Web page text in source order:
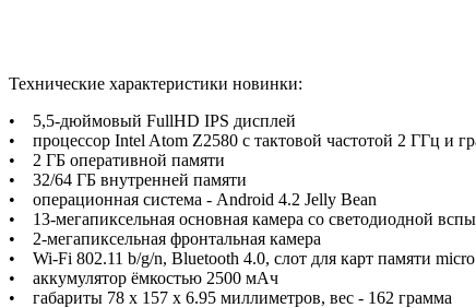
Технические характеристики новинки:
• 5,5-дюймовый FullHD IPS дисплей
• процессор Intel Atom Z2580 с тактовой частотой 2 ГГц и
• 2 ГБ оперативной памяти
• 32/64 ГБ внутренней памяти
• операционная система - Android 4.2 Jelly Bean
• 13-мегапиксельная основная камера со светодиодной
• 2-мегапиксельная фронтальная камера
• Wi-Fi 802.11 b/g/n, Bluetooth 4.0, слот для карт памяти
• аккумулятор ёмкостью 2500 мАч
• габариты 78 x 157 x 6.95 миллиметров, вес - 162 грамма